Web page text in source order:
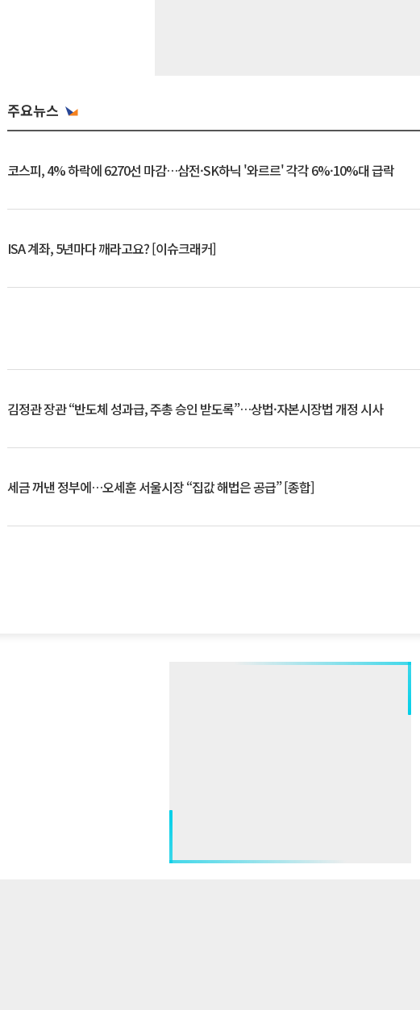
주요뉴스
코스피, 4% 하락에 6270선 마감…삼전·SK하닉 '와르르' 각각 6%·10%대 급락
ISA 계좌, 5년마다 깨라고요? [이슈크래커]
김정관 장관 “반도체 성과급, 주총 승인 받도록”…상법·자본시장법 개정 시사
세금 꺼낸 정부에…오세훈 서울시장 “집값 해법은 공급” [종합]